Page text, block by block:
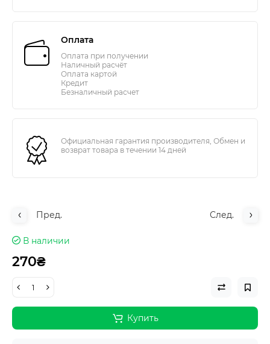
Оплата
Оплата при получении
Наличный расчёт
Оплата картой
Кредит
Безналичный расчет
Официальная гарантия производителя, Обмен и
возврат товара в течении 14 дней
Пред. След.
В наличии
270₴
Купить